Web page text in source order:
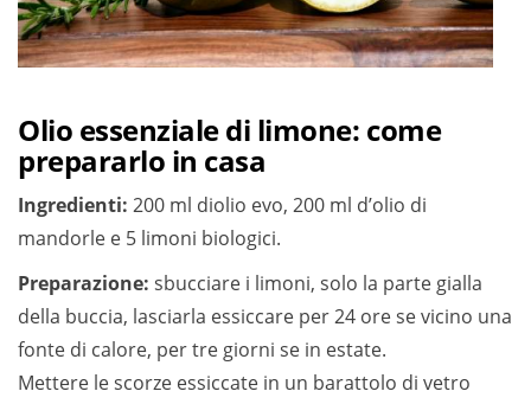
Olio essenziale di limone: come
prepararlo in casa
Ingredienti: 200 ml diolio evo, 200 ml d’olio di
mandorle e 5 limoni biologici.
Preparazione: sbucciare i limoni, solo la parte gialla
della buccia, lasciarla essiccare per 24 ore se vicino una
fonte di calore, per tre giorni se in estate.
Mettere le scorze essiccate in un barattolo di vetro